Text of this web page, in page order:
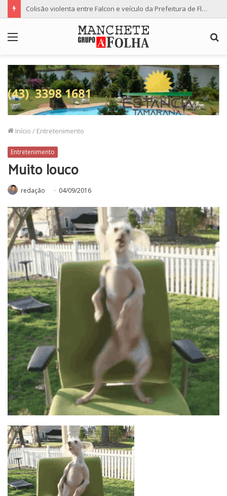
Colisão violenta entre Falcon e veículo da Prefeitura de Floresta termina com dois feridos
Início / Entretenimento
Entretenimento
Muito louco
redação 04/09/2016